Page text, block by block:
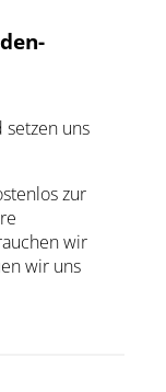
setzen uns
zur
wir
wir uns